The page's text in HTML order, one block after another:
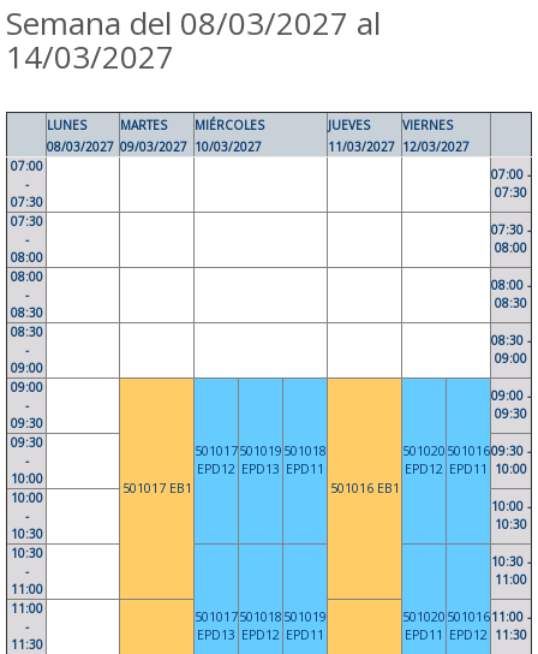
Semana del 08/03/2027 al
14/03/2027
LUNES
08/03/2027
MARTES
09/03/2027
MIÉRCOLES
10/03/2027
JUEVES
11/03/2027
VIERNES
12/03/2027
07:00
-
07:30
07:00 -
07:30
07:30
-
08:00
07:30 -
08:00
08:00
-
08:30
08:00 -
08:30
08:30
-
09:00
08:30 -
09:00
09:00
-
09:30
501017 EB1
501017
EPD12
501019
EPD13
501018
EPD11
501016 EB1
501020
EPD12
501016
EPD11
09:00 -
09:30
09:30
-
10:00
09:30 -
10:00
10:00
-
10:30
10:00 -
10:30
10:30
-
11:00
501017
EPD13
501018
EPD12
501019
EPD11
501020
EPD11
501016
EPD12
10:30 -
11:00
11:00
-
11:30
11:00 -
11:30